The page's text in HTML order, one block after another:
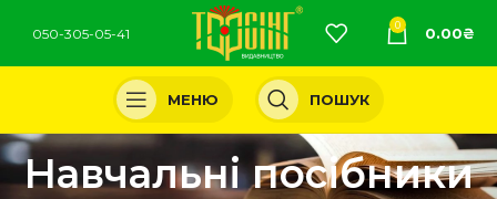
050-305-05-41
0 0.00₴
МЕНЮ ПОШУК
Навчальні посібники